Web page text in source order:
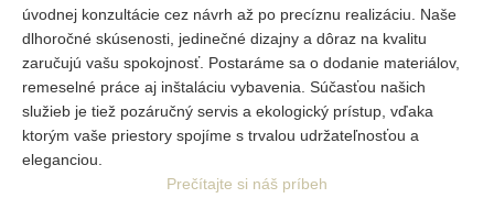
úvodnej konzultácie cez návrh až po precíznu realizáciu. Naše
dlhoročné skúsenosti, jedinečné dizajny a dôraz na kvalitu
zaručujú vašu spokojnosť. Postaráme sa o dodanie materiálov,
remeselné práce aj inštaláciu vybavenia. Súčasťou našich
služieb je tiež pozáručný servis a ekologický prístup, vďaka
ktorým vaše priestory spojíme s trvalou udržateľnosťou a
eleganciou.
Prečítajte si náš príbeh